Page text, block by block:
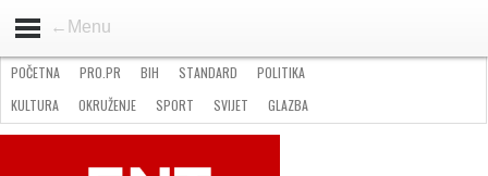
←Menu
STANDARD
GOSPODARSTVO
OKRUŽENJE
POČETNA PRO.PR BIH STANDARD
POLITIKA
KULTURA
OKRUŽENJE SPORT SVIJET
GLAZBA
NATJEČAJI
FILMING LOCATION IN BH KONTAKT